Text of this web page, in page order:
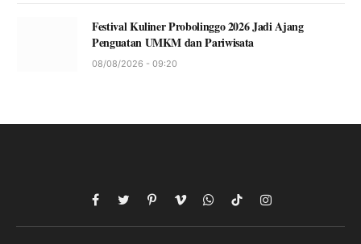
Festival Kuliner Probolinggo 2026 Jadi Ajang
Penguatan UMKM dan Pariwisata
08/08/2026 - 09:20
Facebook
TwitterPinterestVimeoWhatsApp
TikTokInstagram